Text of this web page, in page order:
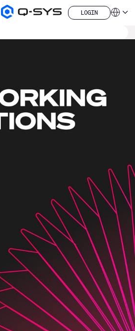
Q-
Produkte
LOGIN
LOGIN